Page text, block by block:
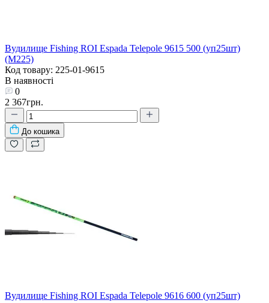
Вудилище Fishing ROI Espada Telepole 9615 500 (уп25шт)
(M225)
Код товару: 225-01-9615
В наявності
0
2 367грн.
До кошика
Вудилище Fishing ROI Espada Telepole 9616 600 (уп25шт)